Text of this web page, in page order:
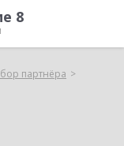
8
партнёра